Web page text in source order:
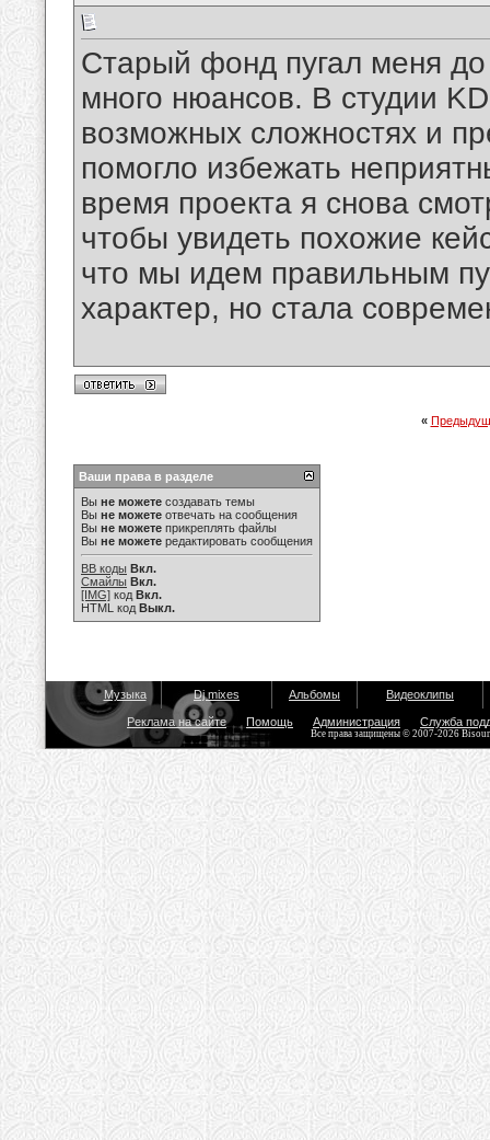
Старый фонд пугал меня
много нюансов. В студии
возможных сложностях и
помогло избежать
время проекта я снова
чтобы увидеть похожие
что мы идем правильным
характер, но стала
«
Ваши права в разделе
Вы не можете создавать темы
Вы не можете отвечать на сообщения
Вы не можете прикреплять файлы
Вы не можете редактировать сообщения
BB коды Вкл.
Смайлы Вкл.
[IMG] код Вкл.
HTML код Выкл.
Музыка Dj mixes Альбомы Видеоклипы
Реклама на сайте Помощь Администрация Служба
Все права защищены © 2007-2026